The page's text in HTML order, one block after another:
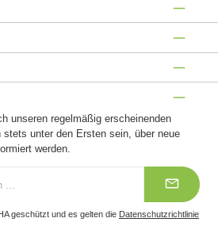
unseren regelmäßig erscheinenden
stets unter den Ersten sein, über neue
werden.
geschützt und es gelten die Datenschutzrichtlinie